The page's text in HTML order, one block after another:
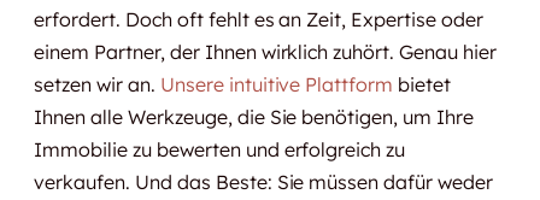
erfordert. Doch oft fehlt es an Zeit, Expertise oder
einem Partner, der Ihnen wirklich zuhört. Genau hier
setzen wir an. Unsere intuitive Plattform bietet
Ihnen alle Werkzeuge, die Sie benötigen, um Ihre
Immobilie zu bewerten und erfolgreich zu
verkaufen. Und das Beste: Sie müssen dafür weder